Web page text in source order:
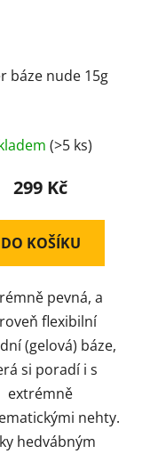
báze nude 15g
hodnocení
produktu
5,0
z
hvězdiček.
(>5 ks)
299 Kč
DO KOŠÍKU
pevná, a
flexibilní
(gelová) báze,
si poradí i s
extrémně
nehty.
hedvábným